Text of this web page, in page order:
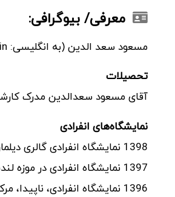
معرفی/ بیوگرافی:
مسعود سعد الدین (به انگلیسی: Masoud Sadeddin) هنرمند ایرانی، متولد 1335 در سمنان است.
تحصیلات
آقای مسعود سعدالدین مدرک کارشناسی
نمایشگاه‌های انفرادی
1398 نمایشگاه انفرادی گالری دیلمان، تهران، ایران
1397 نمایشگاه انفرادی در موزه لندس، بُن، آلمان
1396 نمایشگاه انفرادی، ناپیدا، مرکز موسسه هنری راینزیک